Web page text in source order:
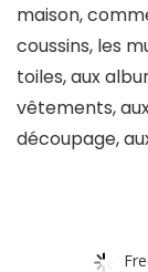
maison,
coussins, les
toiles, aux
vêtements,
découpage,